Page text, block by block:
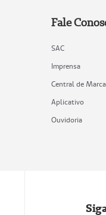
Fale
SAC
Imprensa
Central de
Aplicativo
Ouvidoria